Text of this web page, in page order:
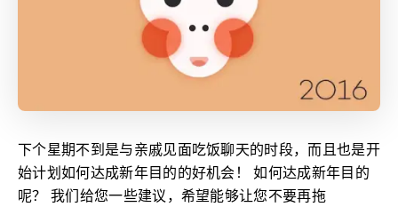
下个星期不到是与亲戚见面吃饭聊天的时段，而且也是开
始计划如何达成新年目的的好机会！ 如何达成新年目的
呢？ 我们给您一些建议，希望能够让您不要再拖